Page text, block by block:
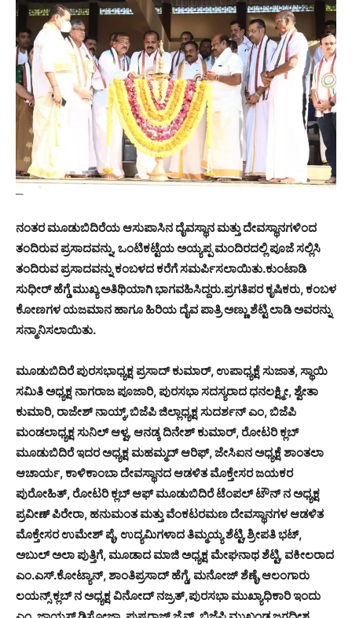
ನಂತರ ಮೂಡುಬಿದಿರೆಯ ಆಸುಪಾಸಿನ ದೈವಸ್ಥಾನ ಮತ್ತು ದೇವಸ್ಥಾನಗಳಿಂದ
ತಂದಿರುವ ಪ್ರಸಾದವನ್ನು, ಒಂಟಿಕಟ್ಟೆಯ ಅಯ್ಯಪ್ಪ ಮಂದಿರದಲ್ಲಿ ಪೂಜೆ ಸಲ್ಲಿಸಿ
ತಂದಿರುವ ಪ್ರಸಾದವನ್ನು ಕಂಬಳದ ಕರೆಗೆ ಸಮರ್ಪಿಸಲಾಯಿತು.ಕುಂಟಾಡಿ
ಸುಧೀರ್ ಹೆಗ್ಡೆ ಮುಖ್ಯ ಅತಿಥಿಯಾಗಿ ಭಾಗವಹಿಸಿದ್ದರು.ಪ್ರಗತಿಪರ ಕೃಷಿಕರು, ಕಂಬಳ
ಕೋಣಗಳ ಯಜಮಾನ ಹಾಗೂ ಹಿರಿಯ ದೈವ ಪಾತ್ರಿ ಅಣ್ಣು ಶೆಟ್ಟಿ ಲಾಡಿ ಅವರನ್ನು
ಸನ್ಮಾನಿಸಲಾಯಿತು.
ಮೂಡುಬಿದಿರೆ ಪುರಸಭಾಧ್ಯಕ್ಷ ಪ್ರಸಾದ್ ಕುಮಾರ್, ಉಪಾಧ್ಯಕ್ಷೆ ಸುಜಾತ, ಸ್ಥಾಯಿ
ಸಮಿತಿ ಅಧ್ಯಕ್ಷ ನಾಗರಾಜ ಪೂಜಾರಿ, ಪುರಸಭಾ ಸದಸ್ಯರಾದ ಧನಲಕ್ಷ್ಮೀ, ಶ್ವೇತಾ
ಕುಮಾರಿ, ರಾಜೇಶ್ ನಾಯ್ಕ್,ಬಿಜೆಪಿ ಜಿಲ್ಲಾಧ್ಯಕ್ಷ ಸುದರ್ಶನ್ ಎಂ, ಬಿಜೆಪಿ
ಮಂಡಲಾಧ್ಯಕ್ಷ ಸುನಿಲ್ ಆಳ್ವ, ಆನಡ್ಕ ದಿನೇಶ್ ಕುಮಾರ್, ರೋಟರಿ ಕ್ಲಬ್
ಮೂಡುಬಿದಿರೆ ಇದರ ಅಧ್ಯಕ್ಷ ಮಹಮ್ಮದ್ ಆರಿಫ್, ಜೇಸಿಐನ ಅಧ್ಯಕ್ಷೆ ಶಾಂತಲಾ
ಆಚಾರ್ಯ, ಕಾಳಿಕಾಂಬಾ ದೇವಸ್ಥಾನದ ಆಡಳಿತ ಮೊಕ್ತೇಸರ ಜಯಕರ
ಪುರೋಹಿತ್, ರೋಟರಿ ಕ್ಲಬ್ ಆಫ್ ಮೂಡುಬಿದಿರೆ ಟೆಂಪಲ್ ಟೌನ್ ನ ಅಧ್ಯಕ್ಷ
ಪ್ರವೀಣ್ ಪಿರೇರಾ, ಹನುಮಂತ ಮತ್ತು ವೆಂಕಟರಮಣ ದೇವಸ್ಥಾನಗಳ ಆಡಳಿತ
ಮೊಕ್ತೇಸರ ಉಮೇಶ್ ಪೈ, ಉದ್ಯಮಿಗಳಾದ ತಿಮ್ಮಯ್ಯ ಶೆಟ್ಟಿ,ಶ್ರೀಪತಿ ಭಟ್,
ಅಬುಲ್ ಅಲಾ ಪುತ್ತಿಗೆ, ಮೂಡಾದ ಮಾಜಿ ಅಧ್ಯಕ್ಷ ಮೇಘನಾಥ ಶೆಟ್ಟಿ, ವಕೀಲರಾದ
ಎಂ.ಎಸ್.ಕೋಟ್ಯಾನ್, ಶಾಂತಿಪ್ರಸಾದ್ ಹೆಗ್ಡೆ, ಮನೋಜ್ ಶೆಣೈ,ಆಲಂಗಾರು
ಲಯನ್ಸ್ ಕ್ಲಬ್ ನ ಅಧ್ಯಕ್ಷ ವಿನೋದ್ ನಜ್ರತ್,ಪುರಸಭಾ ಮುಖ್ಯಾಧಿಕಾರಿ ಇಂದು